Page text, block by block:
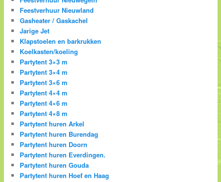
Feestverhuur Nieuwland
Gasheater / Gaskachel
Jarige Jet
Klapstoelen en barkrukken
Koelkasten/koeling
Partytent 3×3 m
Partytent 3×4 m
Partytent 3×6 m
Partytent 4×4 m
Partytent 4×6 m
Partytent 4×8 m
Partytent huren Arkel
Partytent huren Burendag
Partytent huren Doorn
Partytent huren Everdingen.
Partytent huren Gouda
Partytent huren Hoef en Haag